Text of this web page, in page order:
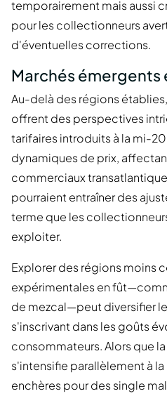
temporairement mais aussi
pour les collectionneurs
d'éventuelles corrections.
Marchés
Au-delà des régions
offrent des perspectives
tarifaires introduits à la mi-
dynamiques de prix,
commerciaux
pourraient entraîner des
terme que les
exploiter.
Explorer des régions moins
expérimentales en
de mezcal—peut diversifier
s'inscrivant dans les goûts
consommateurs. Alors que
s'intensifie parallèlement à la
enchères pour des single